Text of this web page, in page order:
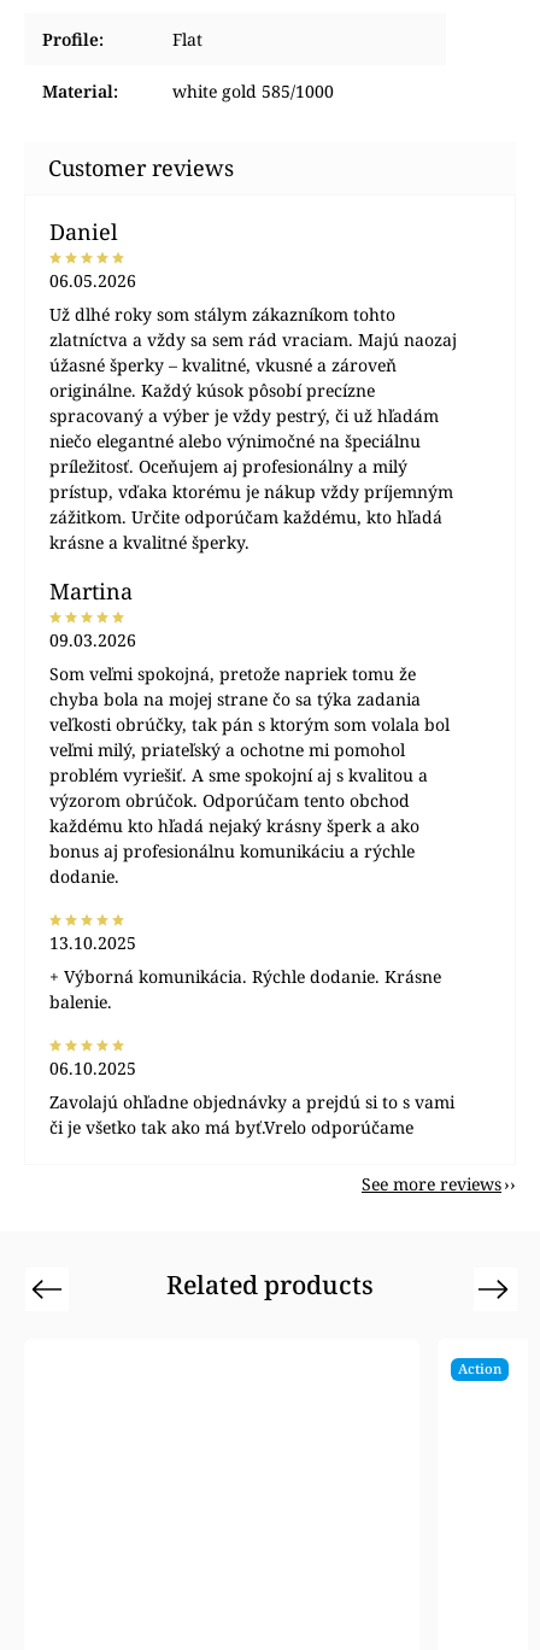
Profile: Flat
Material: white gold 585/1000
Daniel
06.05.2026
Už dlhé roky som stálym zákazníkom tohto
zlatníctva a vždy sa sem rád vraciam. Majú naozaj
úžasné šperky – kvalitné, vkusné a zároveň
originálne. Každý kúsok pôsobí precízne
spracovaný a výber je vždy pestrý, či už hľadám
niečo elegantné alebo výnimočné na špeciálnu
príležitosť. Oceňujem aj profesionálny a milý
prístup, vďaka ktorému je nákup vždy príjemným
zážitkom. Určite odporúčam každému, kto hľadá
krásne a kvalitné šperky.
Martina
09.03.2026
Som veľmi spokojná, pretože napriek tomu že
chyba bola na mojej strane čo sa týka zadania
veľkosti obrúčky, tak pán s ktorým som volala bol
veľmi milý, priateľský a ochotne mi pomohol
problém vyriešiť. A sme spokojní aj s kvalitou a
výzorom obrúčok. Odporúčam tento obchod
každému kto hľadá nejaký krásny šperk a ako
bonus aj profesionálnu komunikáciu a rýchle
dodanie.
13.10.2025
+ Výborná komunikácia. Rýchle dodanie. Krásne
balenie.
06.10.2025
Zavolajú ohľadne objednávky a prejdú si to s vami
či je všetko tak ako má byť.Vrelo odporúčame
See more reviews
Related products
Previous Next